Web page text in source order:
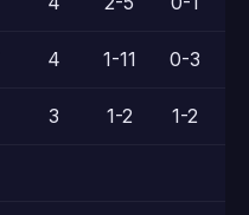
4 1-11 0-3
3 1-2 1-2